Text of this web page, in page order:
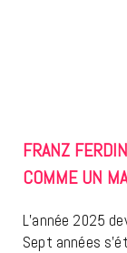
FRANZ
COMME UN
L’année 2025
Sept années